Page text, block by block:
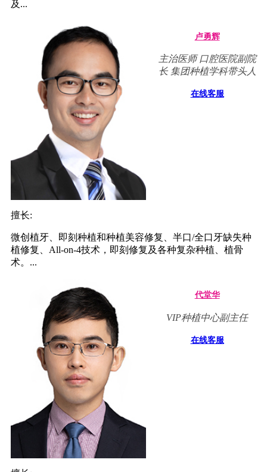
及...
卢勇辉
主治医师 口腔医院副院
长 集团种植学科带头人
在线客服
擅长:
微创植牙、即刻种植和种植美容修复、半口/全口牙缺失种
植修复、All-on-4技术，即刻修复及各种复杂种植、植骨
术。...
代堂华
VIP种植中心副主任
在线客服